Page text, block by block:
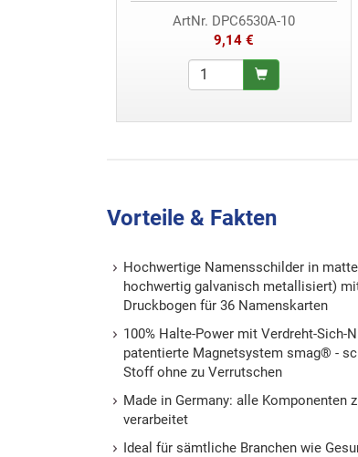
ArtNr. DPC6530A-10
9,14 €
Vorteile & Fakten
Hochwertige Namensschilder in
hochwertig galvanisch metallisiert)
Druckbogen für 36 Namenskarten
100% Halte-Power mit Verdreht-Sich-
patentierte Magnetsystem smag® -
Stoff ohne zu Verrutschen
Made in Germany: alle Komponenten
verarbeitet
Ideal für sämtliche Branchen wie